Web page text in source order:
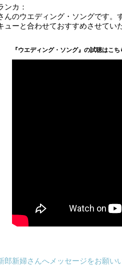
ンカ：
んのウエディング・ソングです。
ューと合わせておすすめさせてい
『ウエディング・ソング』の試聴はこち
郎新婦さんへメッセージをお願い